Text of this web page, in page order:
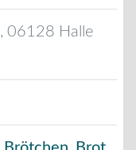
, 06128 Halle